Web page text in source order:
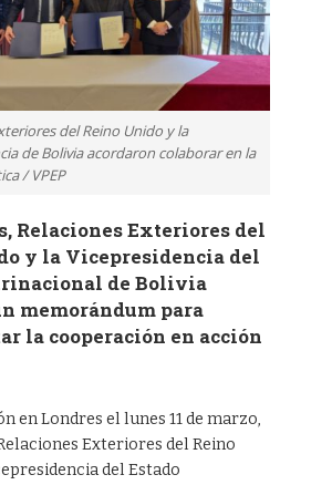
del Reino Unido y la
de Bolivia acordaron colaborar en la
/ VPEP
Relaciones Exteriores del
y la Vicepresidencia del
de Bolivia
memorándum para
la cooperación en acción
en Londres el lunes 11 de marzo,
Exteriores del Reino
del Estado